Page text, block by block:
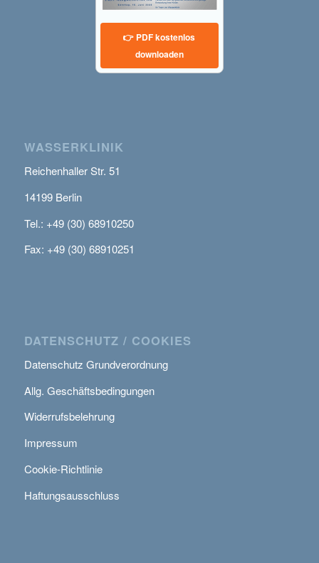
👉 PDF kostenlos
downloaden
WASSERKLINIK
Reichenhaller Str. 51
14199 Berlin
Tel.: +49 (30) 68910250
Fax: +49 (30) 68910251
DATENSCHUTZ / COOKIES
Datenschutz Grundverordnung
Allg. Geschäftsbedingungen
Widerrufsbelehrung
Impressum
Cookie-Richtlinie
Haftungsausschluss